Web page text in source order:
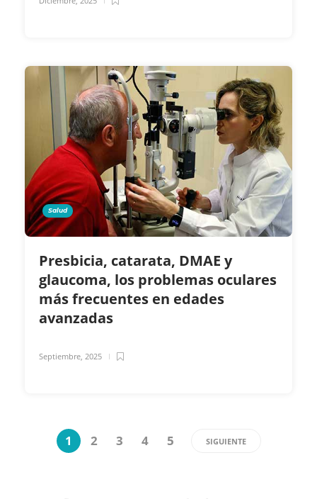
Salud
Presbicia, catarata, DMAE y
glaucoma, los problemas oculares
más frecuentes en edades
avanzadas
Septiembre, 2025
1 2 3 4 5 SIGUIENTE